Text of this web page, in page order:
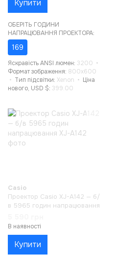
Купити
ОБЕРІТЬ ГОДИНИ
НАПРАЦЮВАННЯ ПРОЕКТОРА:
169
Яскравість ANSI люмен 3200
Формат зображення 800x600
Тип підсвітки Xenon
Ціна
нового, USD $ 399.00
Casio
Проектор Casio XJ-A142 — б/
в 5965 годин напрацювання
В наявності
Купити